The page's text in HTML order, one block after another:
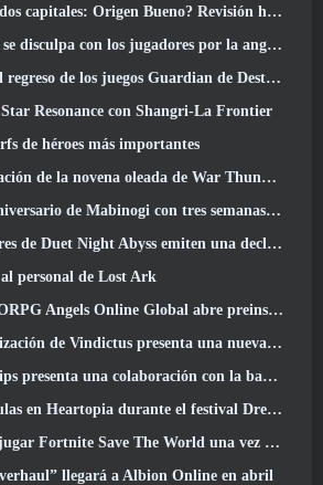
capitales: Origen Bueno? Revisión honesta
jugadores por la angustia causada por las “invitaciones nefastas” en Warframe
de los juegos Guardian de Destiny 2
Resonance con Shangri-La Frontier
de héroes más importantes
War Thunder mejora el aspecto de las batallas navales con imágenes acuáticas mejoradas
de Mabinogi con tres semanas de eventos y recompensas
una declaración oficial sobre un reciente incidente de malware después de la actualización del juego
personal de Lost Ark
Angels Online Global abre preinscripción
una nueva incursión en la que los jugadores se enfrentarán al Guardián de Caliburn
una colaboración con la banda sueca de heavy metal Sabaton
Heartopia durante el festival Dreamlight Cinematics
Save The World una vez que sea gratis??
llegará a Albion Online en abril